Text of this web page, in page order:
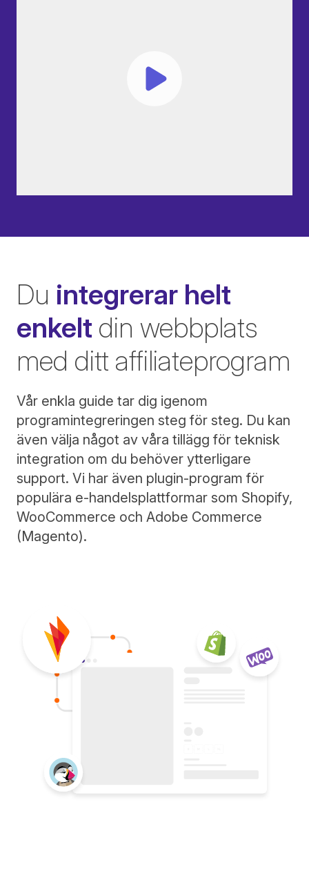
Du integrerar helt
enkelt din webbplats
med ditt affiliateprogram
Vår enkla guide tar dig igenom
programintegreringen steg för steg. Du kan
även välja något av våra tillägg för teknisk
integration om du behöver ytterligare
support. Vi har även plugin-program för
populära e-handelsplattformar som Shopify,
WooCommerce och Adobe Commerce
(Magento).